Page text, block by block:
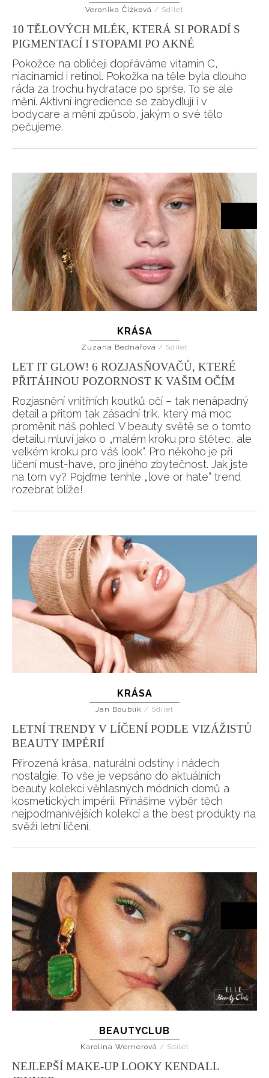
Veronika Čížková / Sdílet
10 TĚLOVÝCH MLÉK, KTERÁ SI PORADÍ S
PIGMENTACÍ I STOPAMI PO AKNÉ
Pokožce na obličeji dopřáváme vitamin C,
niacinamid i retinol. Pokožka na těle byla dlouho
ráda za trochu hydratace po sprše. To se ale
mění. Aktivní ingredience se zabydlují i v
bodycare a mění způsob, jakým o své tělo
pečujeme.
KRÁSA
Zuzana Bednářová / Sdílet
LET IT GLOW! 6 ROZJASŇOVAČŮ, KTERÉ
PŘITÁHNOU POZORNOST K VAŠIM OČÍM
Rozjasnění vnitřních koutků očí – tak nenápadný
detail a přitom tak zásadní trik, který má moc
proměnit náš pohled. V beauty světě se o tomto
detailu mluví jako o „malém kroku pro štětec, ale
velkém kroku pro váš look“. Pro někoho je při
líčení must-have, pro jiného zbytečnost. Jak jste
na tom vy? Pojďme tenhle „love or hate“ trend
rozebrat blíže!
KRÁSA
Jan Boublík / Sdílet
LETNÍ TRENDY V LÍČENÍ PODLE VIZÁŽISTŮ
BEAUTY IMPÉRIÍ
Přirozená krása, naturální odstíny i nádech
nostalgie. To vše je vepsáno do aktuálních
beauty kolekcí věhlasných módních domů a
kosmetických impérií. Přinášíme výběr těch
nejpodmanivějších kolekcí a the best produkty na
svěží letní líčení.
BEAUTYCLUB
Karolína Wernerová / Sdílet
NEJLEPŠÍ MAKE-UP LOOKY KENDALL